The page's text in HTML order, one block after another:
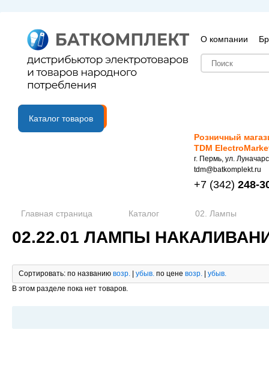
О компании
B2B портал
Каталог товаров
Розничный
TDM
г. Пермь, ул.
tdm@batkomplekt.ru
+7 (342) 248-
Главная страница Каталог 02. Лампы
02.22.01 ЛАМПЫ
Сортировать: по названию возр. | убыв. по цене возр. | убыв.
В этом разделе пока нет товаров.